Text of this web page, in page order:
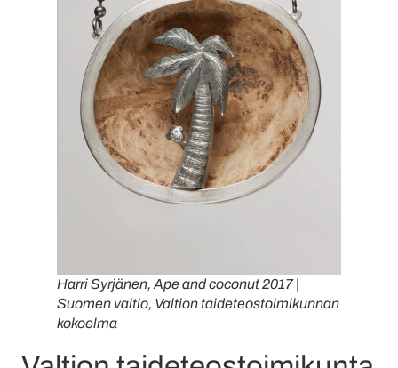
Harri Syrjänen, Ape and coconut 2017 |
Suomen valtio, Valtion taideteostoimikunnan
kokoelma